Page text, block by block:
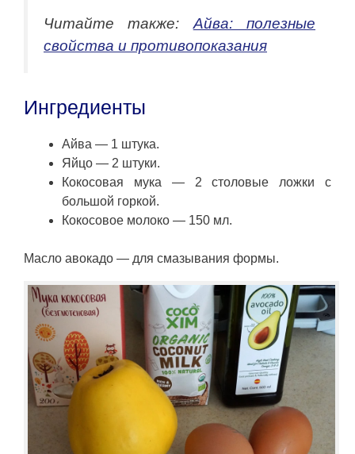
Читайте также: Айва: полезные
свойства и противопоказания
Ингредиенты
Айва — 1 штука.
Яйцо — 2 штуки.
Кокосовая мука — 2 столовые ложки с
большой горкой.
Кокосовое молоко — 150 мл.
Масло авокадо — для смазывания формы.